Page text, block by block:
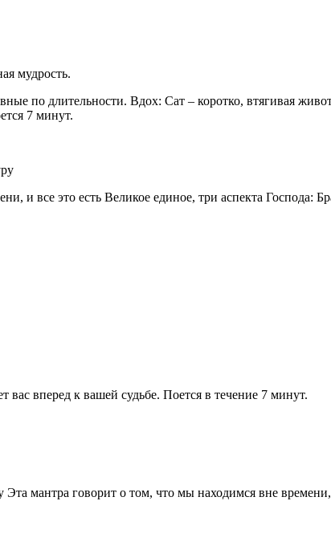
мудрость.
по длительности. Вдох: Сат – коротко, втягивая
7 минут.
и все это есть Великое единое, три аспекта
вперед к вашей судьбе. Поется в течение 7 минут.
мантра говорит о том, что мы находимся вне